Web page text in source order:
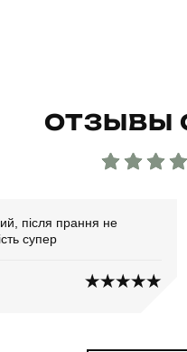
ОТЗЫВЫ
після прання не
супер